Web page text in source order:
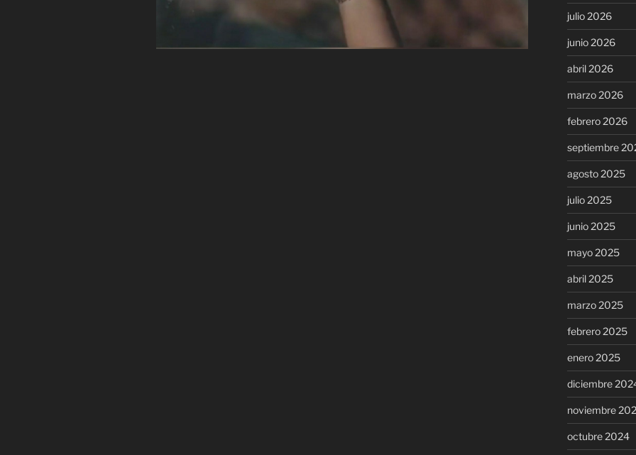
julio 2026
junio 2026
abril 2026
marzo 2026
febrero 2026
septiembre
agosto 2025
julio 2025
junio 2025
mayo 2025
abril 2025
marzo 2025
febrero 2025
enero 2025
diciembre
noviembre
octubre 2024